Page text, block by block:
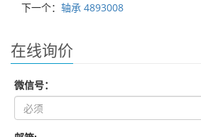
下一个： 轴承 4893008
在线询价
微信号：